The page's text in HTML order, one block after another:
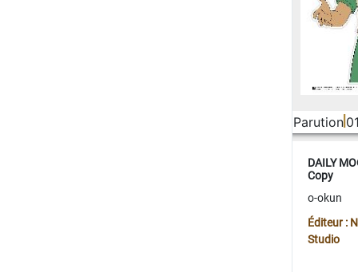
Parution
DAILY
Copy
o-okun
Éditeur :
Studio